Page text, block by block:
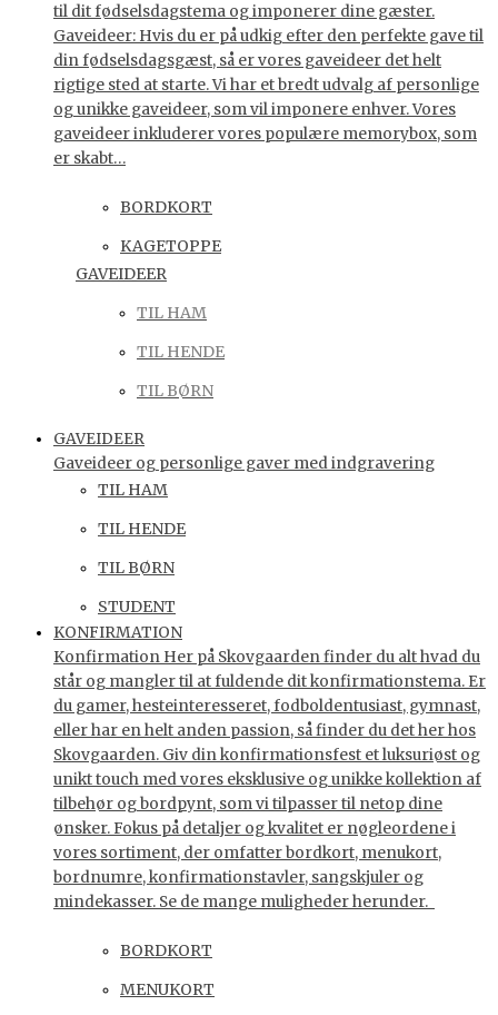
til dit fødselsdagstema og imponerer dine gæster.
Gaveideer: Hvis du er på udkig efter den perfekte gave til
din fødselsdagsgæst, så er vores gaveideer det helt
rigtige sted at starte. Vi har et bredt udvalg af personlige
og unikke gaveideer, som vil imponere enhver. Vores
gaveideer inkluderer vores populære memorybox, som
er skabt…
BORDKORT
KAGETOPPE
GAVEIDEER
TIL HAM
TIL HENDE
TIL BØRN
GAVEIDEER
Gaveideer og personlige gaver med indgravering
TIL HAM
TIL HENDE
TIL BØRN
STUDENT
KONFIRMATION
Konfirmation Her på Skovgaarden finder du alt hvad du
står og mangler til at fuldende dit konfirmationstema. Er
du gamer, hesteinteresseret, fodboldentusiast, gymnast,
eller har en helt anden passion, så finder du det her hos
Skovgaarden. Giv din konfirmationsfest et luksuriøst og
unikt touch med vores eksklusive og unikke kollektion af
tilbehør og bordpynt, som vi tilpasser til netop dine
ønsker. Fokus på detaljer og kvalitet er nøgleordene i
vores sortiment, der omfatter bordkort, menukort,
bordnumre, konfirmationstavler, sangskjuler og
mindekasser. Se de mange muligheder herunder.
BORDKORT
MENUKORT